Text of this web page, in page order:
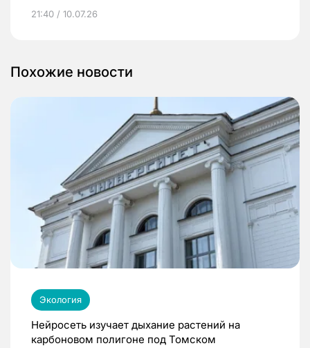
21:40 / 10.07.26
Похожие новости
Экология
Нейросеть изучает дыхание растений на
карбоновом полигоне под Томском